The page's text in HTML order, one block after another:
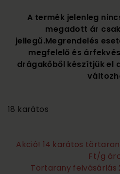
A termék jelenleg
megadott ár
jellegű.Megrendelés
megfelelő és
drágakőből készítjük el
18 karátos
Akció! 14 karátos
Ft/g
Törtarany felvásárlás